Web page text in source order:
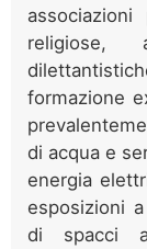
religiose,
formazione
di acqua e
energia
esposizioni
di spacci